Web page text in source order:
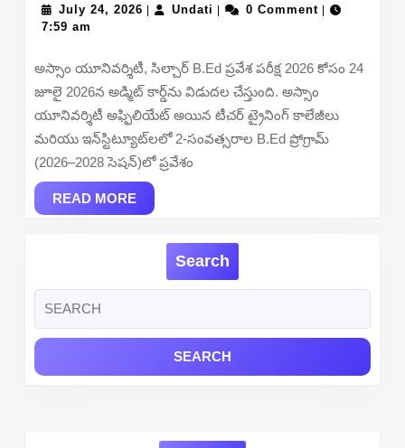
Entrance
Admit
Card
2026
Download
July 24, 2026 July
| Undati Undati
| 0 Comment |
7:59 am
అస్సాం యూనివర్శిటీ, సిల్చార్ B.Ed ప్రవేశ పరీక్ష 2026 కోసం 24
జూలై 2026న అడ్మిట్ కార్డ్‌ను విడుదల చేస్తుంది. అస్సాం
యూనివర్శిటీ అఫ్ఫిలియేట్ అయిన టీచర్ ట్రైనింగ్ కాలేజీలు
మరియు ఇన్‌స్టిట్యూట్‌లలో 2-సంవత్సరాల B.Ed ప్రోగ్రామ్
(2026–2028 సెషన్)లో ప్రవేశం
READ MOREREAD
MORE
Search
for: